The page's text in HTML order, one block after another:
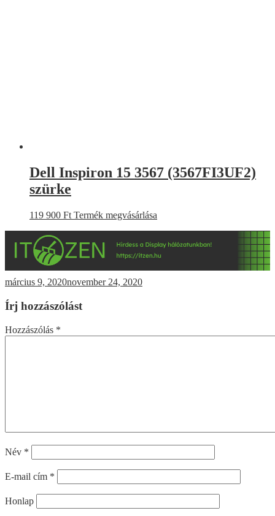
Dell Inspiron 15 3567 (3567FI3UF2)
szürke
119 900 Ft Termék megvásárlása
március 9, 2020november 24, 2020
Írj hozzászólást
Hozzászólás *
Név *
E-mail cím *
Honlap